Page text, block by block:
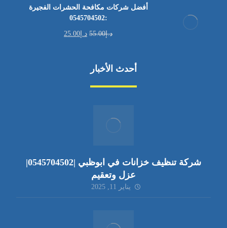
أفضل شركات مكافحة الحشرات الفجيرة
:0545704502
د.إ55.00 د.إ 25.00
أحدث الأخبار
شركة تنظيف خزانات في ابوظبي |0545704502|
عزل وتعقيم
يناير 11, 2025